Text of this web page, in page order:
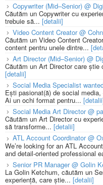
Copywriter (Mid–Senior) @
Căutăm un Copywriter cu
trebuie să... [detalii]
Video Content Creator @
Căutăm un Video Content
content pentru unele dintre...
Art Director (Mid–Senior) @
Căutăm un Art Director care știe
[detalii]
Social Media Specialist
Ești pasionat(ă) de social
Ai un ochi format pentru...
Social Media Art Director @
Căutăm un Art Director cu
să transforme... [detalii]
ATL Account Coordinator @
We’re looking for an ATL
and detail-oriented professional
Senior PR Manager @ Golin
La Golin Ketchum, căutăm un
experiență, care știe... [detalii]